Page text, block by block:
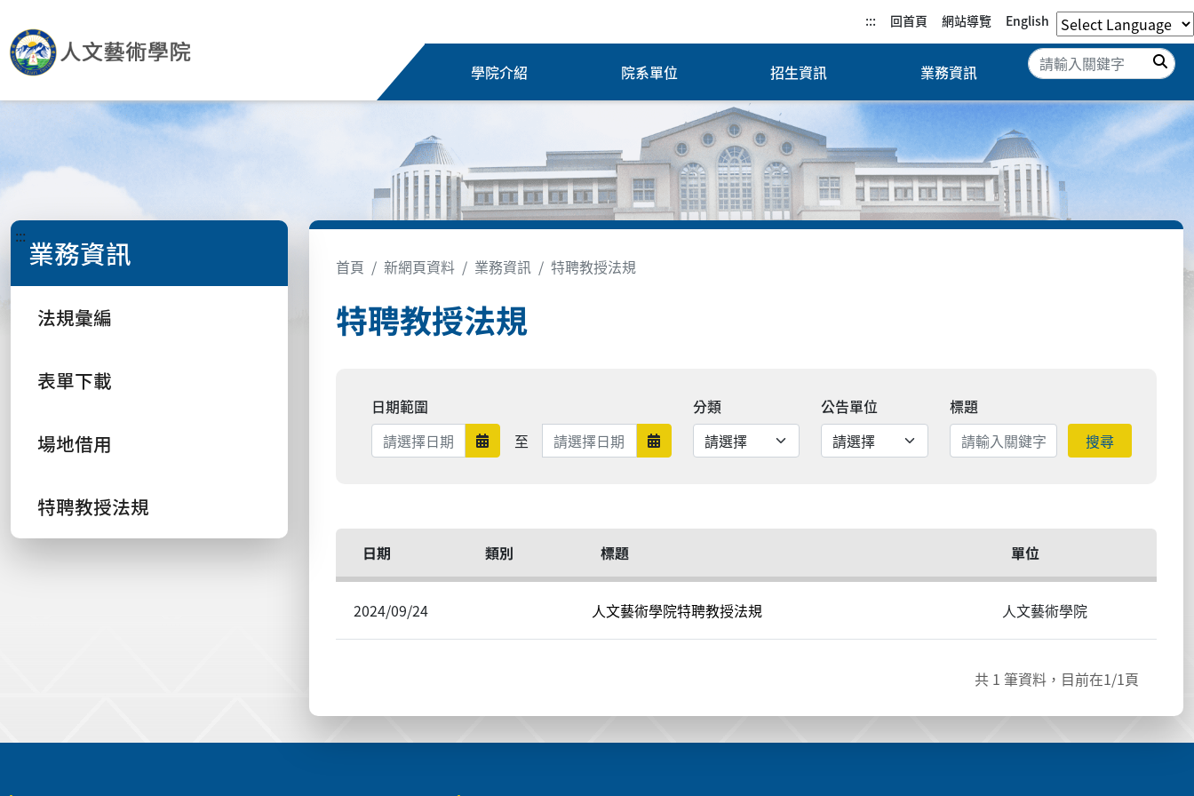
::: 回首頁 網站導覽 English
學院介紹 院系單位 招生資訊 業務資訊
搜尋
::: 業務資訊
法規彙編
表單下載
場地借用
特聘教授法規
首頁 新網頁資料 業務資訊 特聘教授法規
特聘教授法規
日期範圍
日期範圍開始
至 日期範圍結束 日期範圍結束
分類 公告單位
標題
搜尋
日期 類別 標題 單位
2024/09/24 人文藝術學院特聘教授法規 人文藝術學院
共 1 筆資料，目前在1/1頁